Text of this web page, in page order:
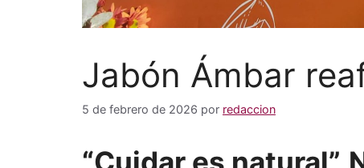
Jabón Ámbar
5 de febrero de 2026 por redaccion